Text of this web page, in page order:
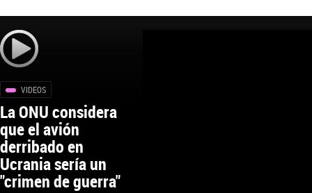
VIDEOS
La ONU considera
que el avión
derribado en
Ucrania sería un
"crimen de guerra"